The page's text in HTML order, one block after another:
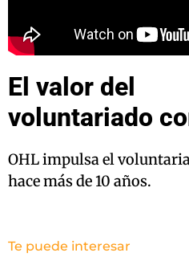
El valor del
voluntariado
OHL impulsa el
hace más de 10 años.
Te puede interesar